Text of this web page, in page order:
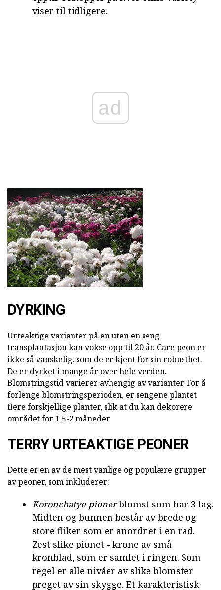
viser til tidligere.
ad
DYRKING
Urteaktige varianter på en uten en seng
transplantasjon kan vokse opp til 20 år. Care peon er
ikke så vanskelig, som de er kjent for sin robusthet.
De er dyrket i mange år over hele verden.
Blomstringstid varierer avhengig av varianter. For å
forlenge blomstringsperioden, er sengene plantet
flere forskjellige planter, slik at du kan dekorere
området for 1,5-2 måneder.
TERRY URTEAKTIGE PEONER
Dette er en av de mest vanlige og populære grupper
av peoner, som inkluderer:
Koronchatye pionerblomst som har 3 lag.
Midten og bunnen består av brede og
store fliker som er anordnet i en rad.
Zest slike pionet - krone av små
kronblad, som er samlet i ringen. Som
regel er alle nivåer av slike blomster
preget av sin skygge. Et karakteristisk